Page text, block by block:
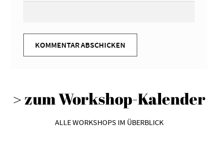
> zum Workshop-Kalender
ALLE WORKSHOPS IM ÜBERBLICK